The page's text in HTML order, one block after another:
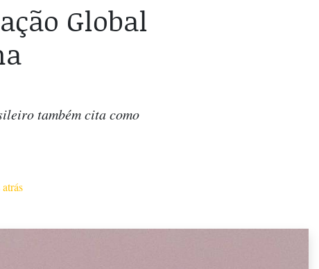
Global
também cita como